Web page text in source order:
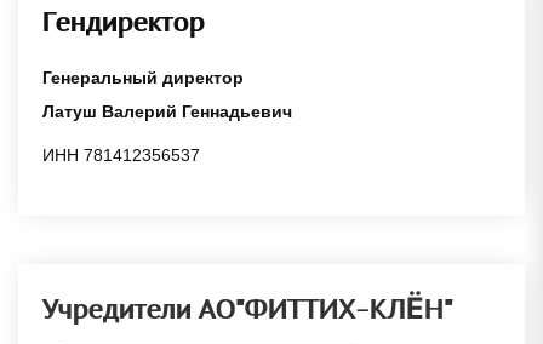
Гендиректор
Генеральный директор
Латуш Валерий Геннадьевич
ИНН 781412356537
Учредители АО"ФИТТИХ-КЛЁН"